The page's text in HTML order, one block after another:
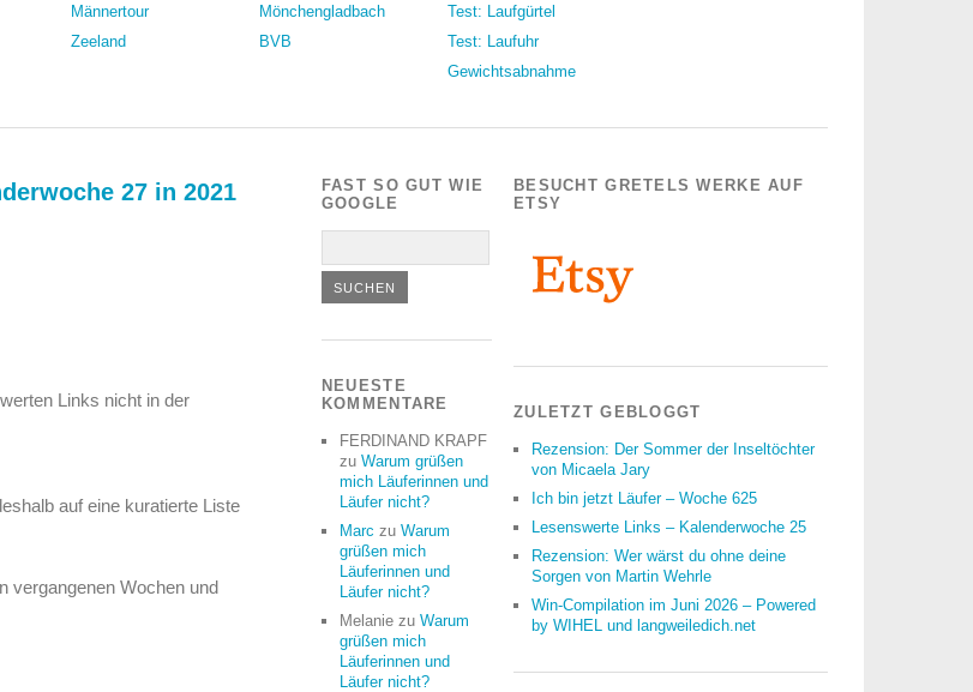
Männertour
Zeeland
Mönchengladbach
BVB
Test: Laufgürtel
Test: Laufuhr
Gewichtsabnahme
27 in 2021
Links nicht in der
auf eine kuratierte Liste
vergangenen Wochen und
FAST SO GUT WIE
GOOGLE
NEUESTE
KOMMENTARE
FERDINAND KRAPF
zu Warum grüßen
mich Läuferinnen und
Läufer nicht?
Marc zu Warum
grüßen mich
Läuferinnen und
Läufer nicht?
Melaniezu Warum
grüßen mich
Läuferinnen und
Läufer nicht?
BESUCHT GRETELS WERKE AUF
ETSY
ZULETZT GEBLOGGT
Rezension: Der Sommer der Inseltöchter
von Micaela Jary
Ich bin jetzt Läufer – Woche 625
Lesenswerte Links – Kalenderwoche 25
Rezension: Wer wärst du ohne deine
Sorgen von Martin Wehrle
Win-Compilation im Juni 2026 – Powered
by WIHEL und langweiledich.net